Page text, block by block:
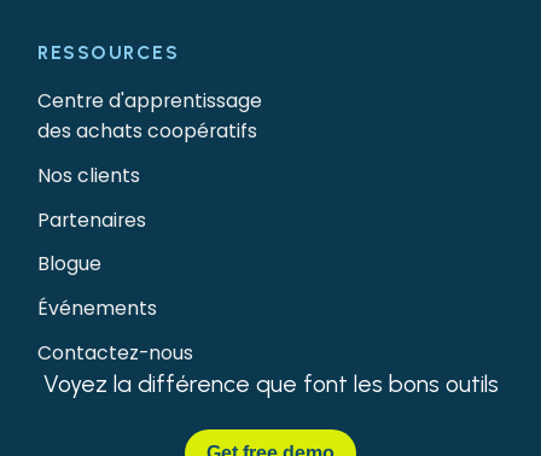
Voyez la différence que font les bons outils
RESSOURCES
Centre d'apprentissage
des achats coopératifs
Nos clients
Partenaires
Blogue
Événements
Contactez-nous